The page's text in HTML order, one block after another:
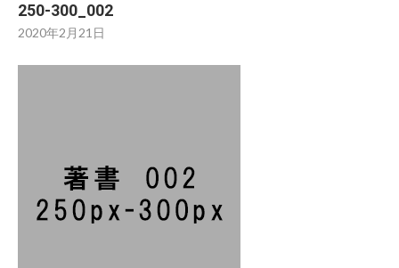
250-300_002
2020年2月21日